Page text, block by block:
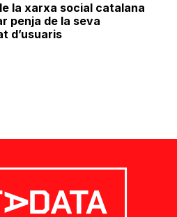
la xarxa social catalana
penja de la seva
d’usuaris